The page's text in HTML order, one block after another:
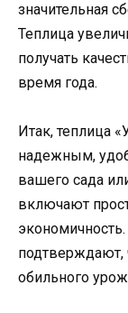
значительная
Теплица
получать
время года.
Итак, теплица
надежным,
вашего сада
включают
подтверждают,
обильного